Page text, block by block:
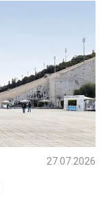
27.07.2026